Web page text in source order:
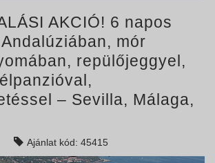
AKCIÓ! 6 napos
mór
repülőjeggyel,
– Sevilla, Málaga,
Ajánlat kód: 45415